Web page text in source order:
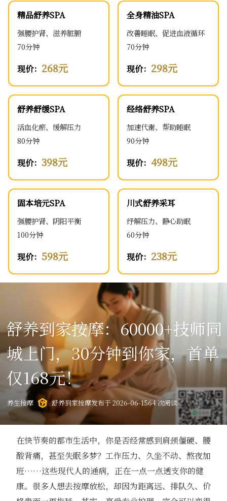
精品舒养SPA
强腰护肾、滋养脏腑
70分钟
现价： 268元
全身精油SPA
改善睡眠、促进血液循环
70分钟
现价： 298元
舒养舒缓SPA
活血化瘀、缓解压力
80分钟
现价： 398元
经络舒养SPA
加速代谢、帮助睡眠
90分钟
现价： 498元
固本培元SPA
强腰护肾、阴阳平衡
100分钟
现价： 598元
川式舒养采耳
纾解压力、静心助眠
60分钟
现价： 238元
舒养到家按摩：60000+技师同
城上门，30分钟到你家，首单
仅168元！
养生按摩 舒养到家按摩发布于 2026-06-1564 次阅读
在快节奏的都市生活中，你是否经常感到肩颈僵硬、腰
酸背痛，甚至失眠多梦？工作压力、久坐不动、熬夜加
班……这些现代人的通病，正在一点一点透支你的健
康。很多人想去按摩放松，却因为距离远、排队久、价